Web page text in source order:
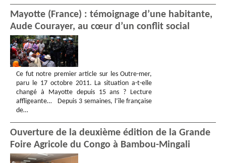
Mayotte (France) : témoignage d’une habitante,
Aude Courayer, au cœur d’un conflit social
Ce fut notre premier article sur les Outre-mer,
paru le 17 octobre 2011. La situation a-t-elle
changé à Mayotte depuis 15 ans ? Lecture
affligeante… Depuis 3 semaines, l’île française
de…
Ouverture de la deuxième édition de la Grande
Foire Agricole du Congo à Bambou-Mingali